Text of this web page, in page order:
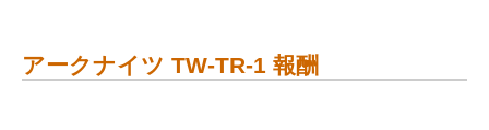
アークナイツ TW-TR-1 報酬